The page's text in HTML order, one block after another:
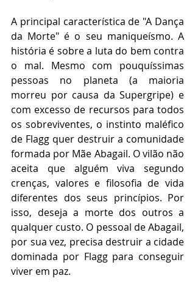
A principal característica de "A Dança
da Morte" é o seu maniqueísmo. A
história é sobre a luta do bem contra
o mal. Mesmo com pouquíssimas
pessoas no planeta (a maioria
morreu por causa da Supergripe) e
com excesso de recursos para todos
os sobreviventes, o instinto maléfico
de Flagg quer destruir a comunidade
formada por Mãe Abagail. O vilão não
aceita que alguém viva segundo
crenças, valores e filosofia de vida
diferentes dos seus princípios. Por
isso, deseja a morte dos outros a
qualquer custo. O pessoal de Abagail,
por sua vez, precisa destruir a cidade
dominada por Flagg para conseguir
viver em paz.